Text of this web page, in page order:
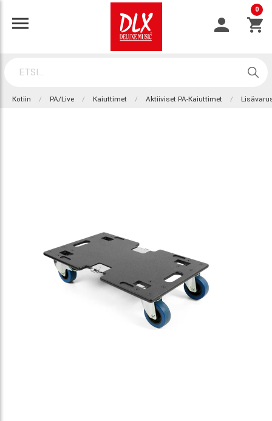
0
Kotiin PA/Live Kaiuttimet Aktiiviset PA-Kaiuttimet